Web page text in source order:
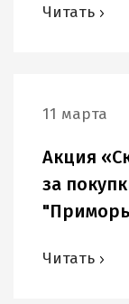
Читать
11 марта
Акция
за
Читать